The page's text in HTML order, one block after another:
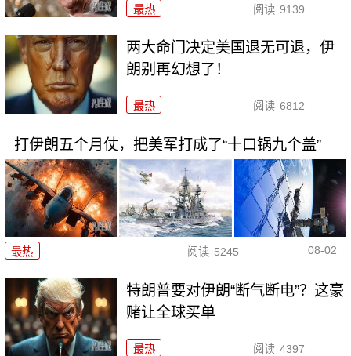
最热 阅读 9139
两大命门决定美国退无可退，伊
朗别再幻想了！
最热 阅读 6812
打伊朗五个月仗，把美军打成了“十口锅九个盖”
最热 阅读 5245 08-02
特朗普要对伊朗“断气断电”？这豪
赌让全球买单
最热 阅读 4397